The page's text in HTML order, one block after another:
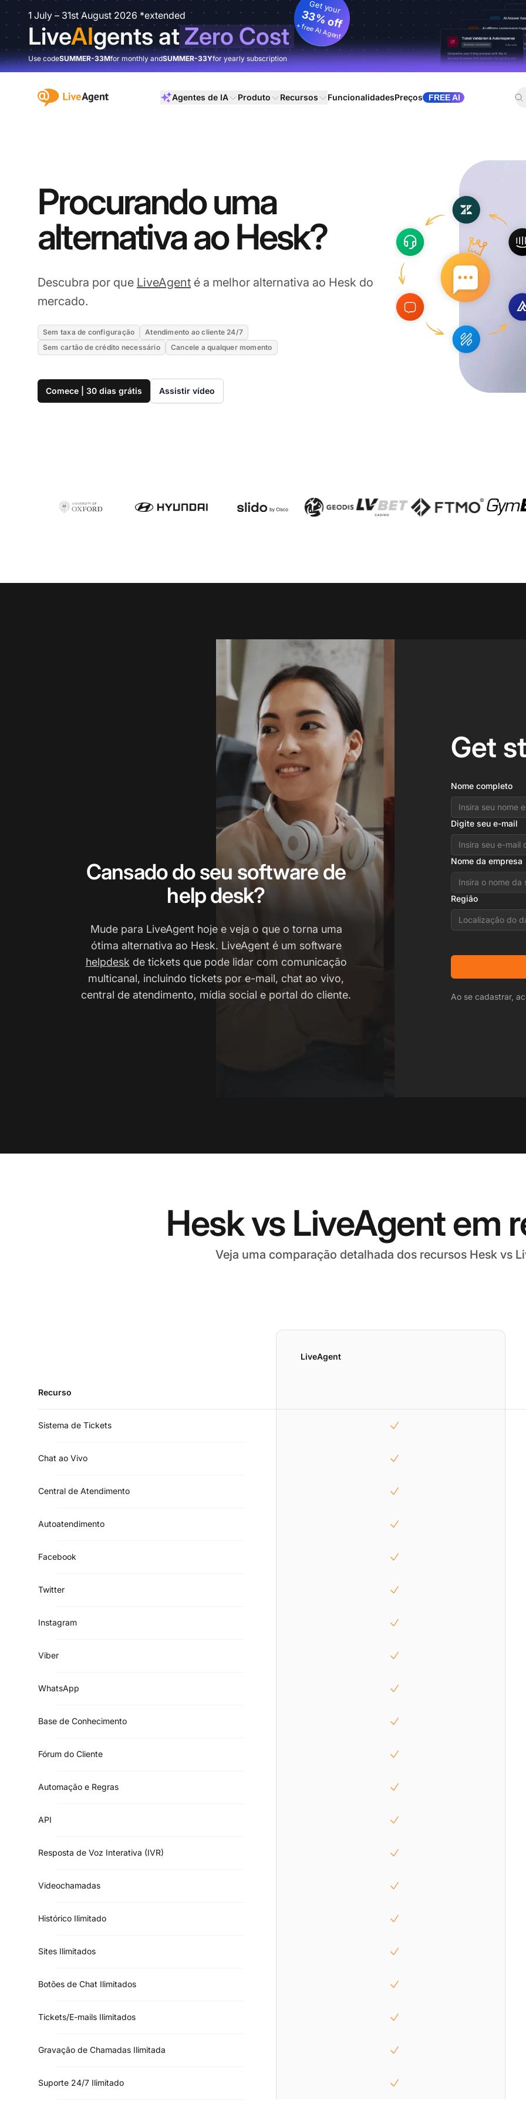
1 July – 31st August 2026 *extended
LiveAIgents atZero Cost
Get your
33% off
+ free AI Agent
Use codeSUMMER-33Mfor monthly andSUMMER-33Yfor yearly subscription
:site.title Agentes de IA Produto Recursos FuncionalidadesPreços FREE AI
Procurando uma
alternativa ao Hesk?
Descubra por que LiveAgent é a melhor alternativa ao Hesk do
mercado.
Sem taxa de configuração
Atendimento ao cliente 24/7
Sem cartão de crédito necessário
Cancele a qualquer momento
Comece | 30 dias grátis Assistir vídeo
Cansado do seu software de
help desk?
Mude para LiveAgent hoje e veja o que o torna uma
ótima alternativa ao Hesk. LiveAgent é um software
helpdesk de tickets que pode lidar com comunicação
multicanal, incluindo tickets por e-mail, chat ao vivo,
central de atendimento, mídia social e portal do cliente.
Get
Nome completo
Digite seu e-mail
Nome da empresa
Região
Localização do
Ao se cadastrar,
Hesk vs LiveAgent em
Veja uma comparação detalhada dos recursos Hesk vs
LiveAgent
Recurso
Sistema de Tickets
Chat ao Vivo
Central de Atendimento
Autoatendimento
Facebook
Twitter
Instagram
Viber
WhatsApp
Base de Conhecimento
Fórum do Cliente
Automação e Regras
API
Resposta de Voz Interativa (IVR)
Videochamadas
Histórico Ilimitado
Sites Ilimitados
Botões de Chat Ilimitados
Tickets/E-mails Ilimitados
Gravação de Chamadas Ilimitada
Suporte 24/7 Ilimitado